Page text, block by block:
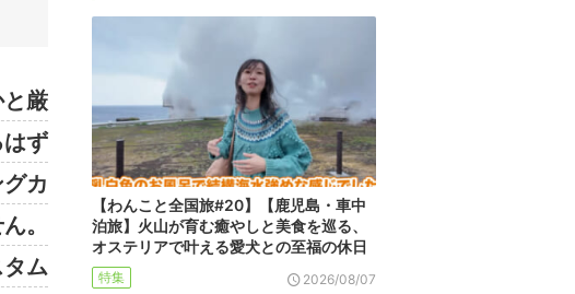
厳
ず
カ
。
ム
【わんこと全国旅#20】【鹿児島・車中
泊旅】火山が育む癒やしと美食を巡る、
オステリアで叶える愛犬との至福の休日
特集 2026/08/07